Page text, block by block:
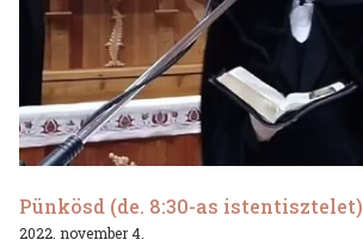
Pünkösd (de. 8:30-as istentisztelet)
2022. november 4.